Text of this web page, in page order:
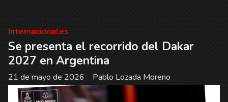
Se presenta el recorrido del Dakar
2027 en Argentina
Pablo Lozada Moreno
Internacionales
21 de mayo de 2026